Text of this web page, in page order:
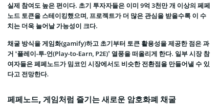
실제 참여도 높은 편이다. 초기 투자자들은 이미 9억 3천만 개 이상의 페페
노드 토큰을 스테이킹했으며, 프로젝트가 더 많은 관심을 받을수록 이 수
치는 더욱 늘어날 가능성이 크다.
채굴 방식을 게임화(gamify)하고 초기부터 토큰 활용성을 제공한 점은 과
거 ‘플레이-투-언(Play-to-Earn, P2E)’ 열풍을 떠올리게 한다. 일부 시장 참
여자들은 페페노드가 밈코인 시장에서도 비슷한 전환점을 만들어낼 수 있
다고 전망한다.
페페노드, 게임처럼 즐기는 새로운 암호화폐 채굴